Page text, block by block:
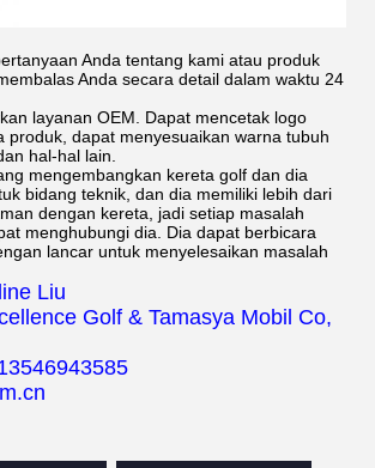
Anda tentang kami atau produk
Anda secara detail dalam waktu 24
layanan OEM.
Dapat mencetak logo
produk, dapat menyesuaikan warna tubuh
hal-hal lain.
mengembangkan kereta golf dan dia
bidang teknik, dan dia memiliki lebih dari
dengan kereta, jadi setiap masalah
menghubungi dia. Dia dapat berbicara
lancar untuk menyelesaikan masalah
Liu
Golf & Tamasya Mobil Co,